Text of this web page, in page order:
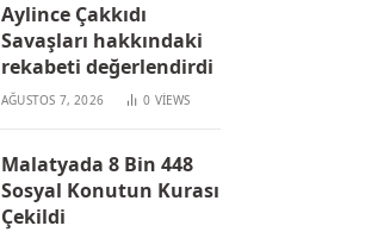
Aylince Çakkıdı
Savaşları hakkındaki
rekabeti değerlendirdi
AĞUSTOS 7, 2026 0 VIEWS
Malatyada 8 Bin 448
Sosyal Konutun Kurası
Çekildi